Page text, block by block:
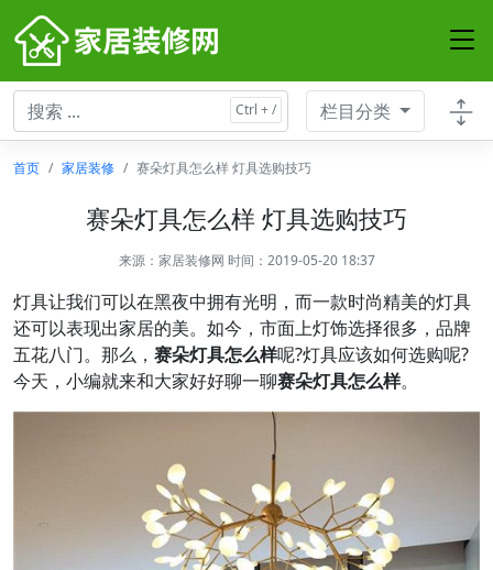
栏目分类
首页 家居装修 赛朵灯具怎么样 灯具选购技巧
赛朵灯具怎么样 灯具选购技巧
来源： 家居装修网 时间：2019-05-20 18:37
灯具让我们可以在黑夜中拥有光明，而一款时尚精美的灯具
还可以表现出家居的美。如今，市面上灯饰选择很多，品牌
五花八门。那么， 赛朵灯具怎么样呢?灯具应该如何选购呢?
今天，小编就来和大家好好聊一聊赛朵灯具怎么样。